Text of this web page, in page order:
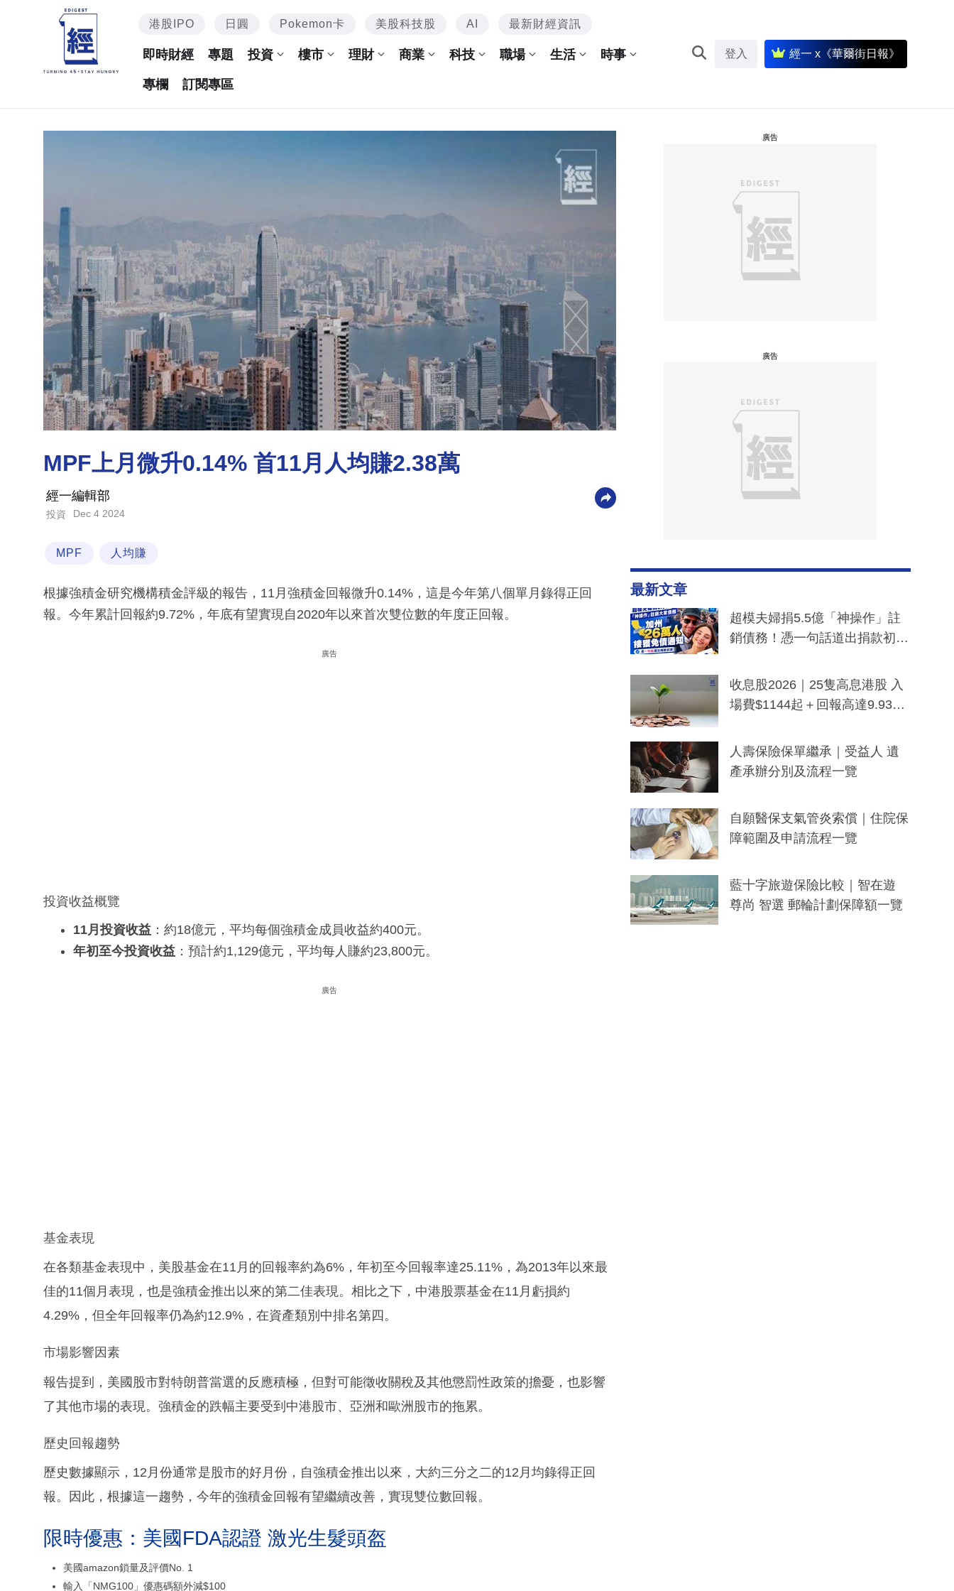
港股IPO 日圓 Pokemon卡 美股科技股 AI 最新財經資訊
即時財經 專題 投資 樓市 理財 商業 科技 職場 生活 時事
專欄 訂閱專區
登入 經一 x《華爾街日報》
MPF上月微升0.14% 首11月人均賺2.38萬
經一編輯部
投資 Dec 4 2024
MPF 人均賺
根據強積金研究機構積金評級的報告，11月強積金回報微升0.14%，這是今年第八個單月錄得正回
報。今年累計回報約9.72%，年底有望實現自2020年以來首次雙位數的年度正回報。
廣告
投資收益概覽
11月投資收益 ：約18億元，平均每個強積金成員收益約400元。
年初至今投資收益 ：預計約1,129億元，平均每人賺約23,800元。
廣告
基金表現
在各類基金表現中，美股基金在11月的回報率約為6%，年初至今回報率達25.11%，為2013年以來最
佳的11個月表現，也是強積金推出以來的第二佳表現。相比之下，中港股票基金在11月虧損約
4.29%，但全年回報率仍為約12.9%，在資產類別中排名第四。
市場影響因素
報告提到，美國股市對特朗普當選的反應積極，但對可能徵收關稅及其他懲罰性政策的擔憂，也影響
了其他市場的表現。強積金的跌幅主要受到中港股市、亞洲和歐洲股市的拖累。
歷史回報趨勢
歷史數據顯示，12月份通常是股市的好月份，自強積金推出以來，大約三分之二的12月均錄得正回
報。因此，根據這一趨勢，今年的強積金回報有望繼續改善，實現雙位數回報。
限時優惠：美國FDA認證 激光生髮頭盔
美國amazon鎖量及評價No. 1
輸入「NMG100」優惠碼額外減$100
廣告
廣告
最新文章
超模夫婦捐5.5億「神操作」註
銷債務！憑一句話道出捐款初
一度被誤當詐騙手段
收息股2026｜25隻高息港股 入
場費$1144起＋回報高達9.93
人壽保險保單繼承｜受益人 遺
產承辦分別及流程一覽
自願醫保支氣管炎索償｜住院保
障範圍及申請流程一覽
藍十字旅遊保險比較｜智在遊
尊尚 智選 郵輪計劃保障額一覽